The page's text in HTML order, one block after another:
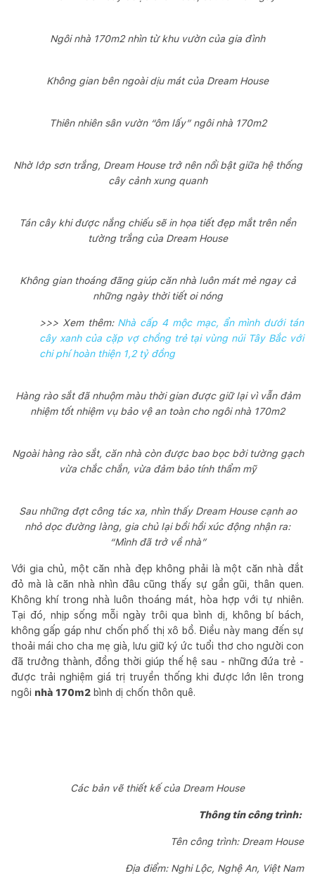
Ngôi nhà 170m2 nhìn từ khu vườn của gia đình
Không gian bên ngoài dịu mát của Dream House
Thiên nhiên sân vườn “ôm lấy” ngôi nhà 170m2
Nhờ lớp sơn trắng, Dream House trở nên nổi bật giữa hệ thống
cây cảnh xung quanh
Tán cây khi được nắng chiếu sẽ in họa tiết đẹp mắt trên nền
tường trắng của Dream House
Không gian thoáng đãng giúp căn nhà luôn mát mẻ ngay cả
những ngày thời tiết oi nóng
>>> Xem thêm: Nhà cấp 4 mộc mạc, ẩn mình dưới tán
cây xanh của cặp vợ chồng trẻ tại vùng núi Tây Bắc với
chi phí hoàn thiện 1,2 tỷ đồng
Hàng rào sắt đã nhuộm màu thời gian được giữ lại vì vẫn đảm
nhiệm tốt nhiệm vụ bảo vệ an toàn cho ngôi nhà 170m2
Ngoài hàng rào sắt, căn nhà còn được bao bọc bởi tường gạch
vừa chắc chắn, vừa đảm bảo tính thẩm mỹ
Sau những đợt công tác xa, nhìn thấy Dream House cạnh ao
nhỏ dọc đường làng, gia chủ lại bồi hồi xúc động nhận ra:
“Mình đã trở về nhà”
Với gia chủ, một căn nhà đẹp không phải là một căn nhà đắt
đỏ mà là căn nhà nhìn đâu cũng thấy sự gần gũi, thân quen.
Không khí trong nhà luôn thoáng mát, hòa hợp với tự nhiên.
Tại đó, nhịp sống mỗi ngày trôi qua bình dị, không bí bách,
không gấp gáp như chốn phố thị xô bồ. Điều này mang đến sự
thoải mái cho cha mẹ già, lưu giữ ký ức tuổi thơ cho người con
đã trưởng thành, đồng thời giúp thế hệ sau - những đứa trẻ -
được trải nghiệm giá trị truyền thống khi được lớn lên trong
ngôi nhà 170m2 bình dị chốn thôn quê.
Các bản vẽ thiết kế của Dream House
Thông tin công trình:
Tên công trình: Dream House
Địa điểm: Nghi Lộc, Nghệ An, Việt Nam